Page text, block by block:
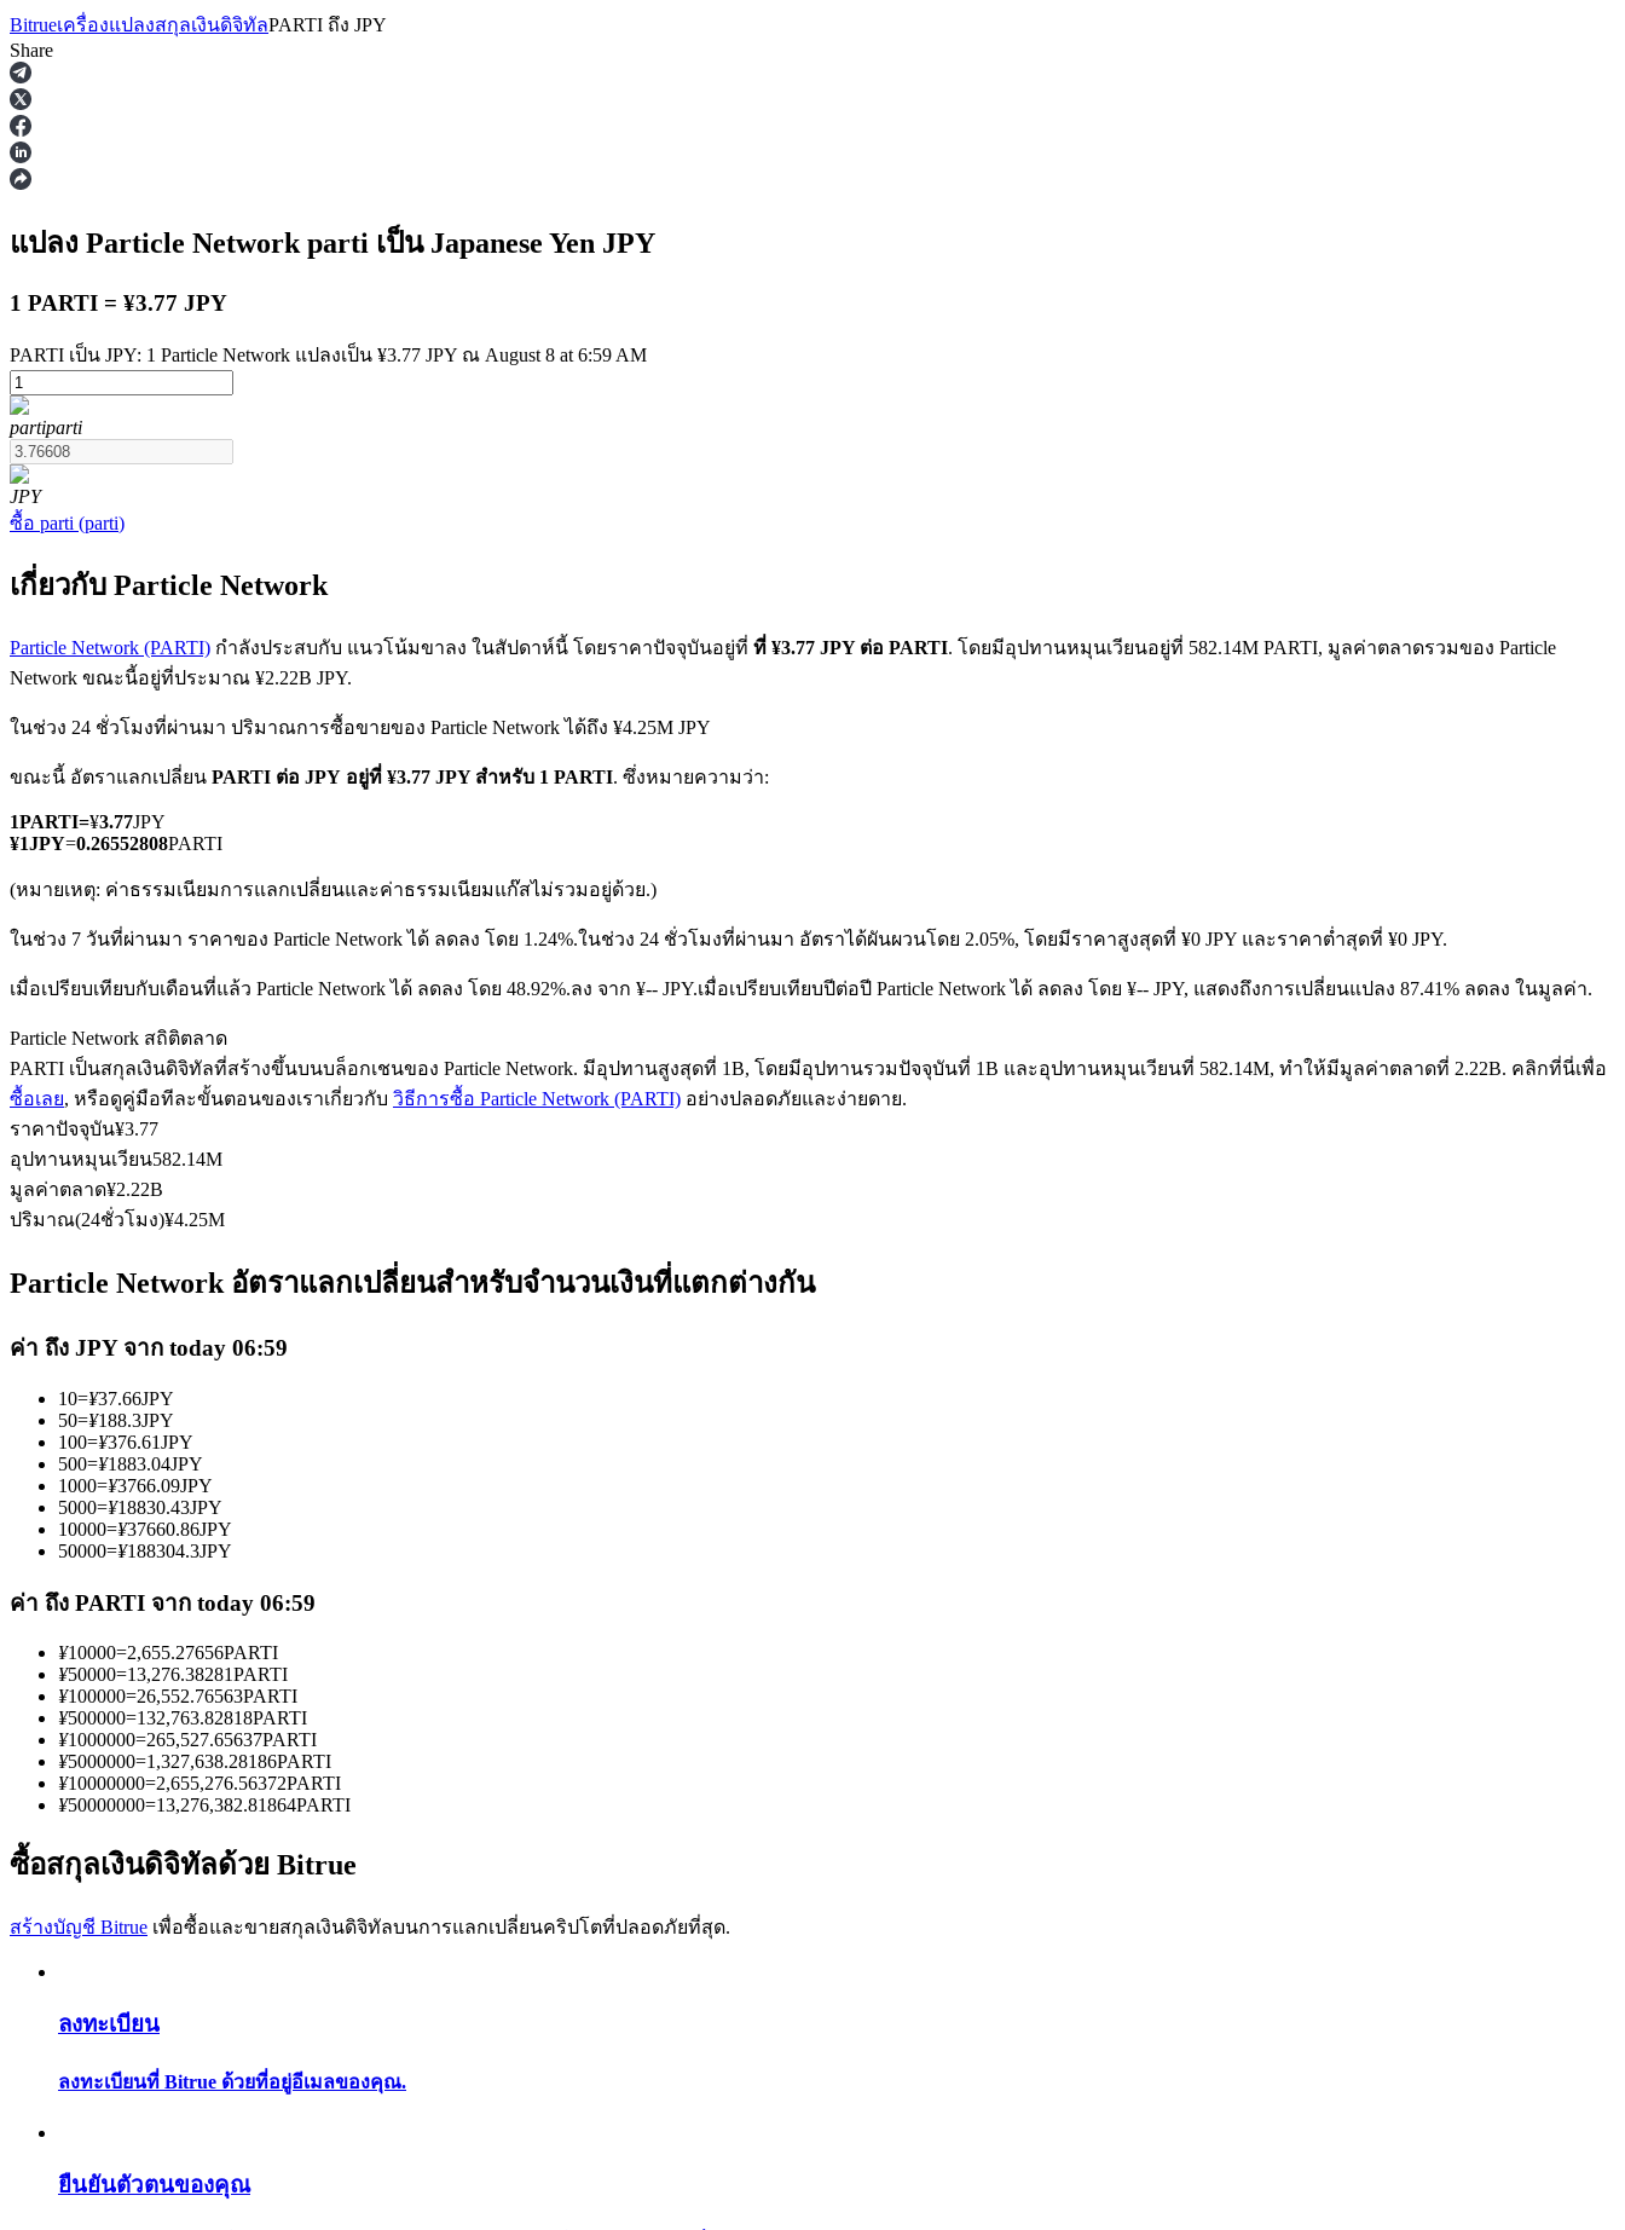
ฟิวเจอร์ส
ฟิวเจอร์ส USDT
ฟิวเจอร์ส COIN-M
ฟิวเจอร์สสกุลเงินดิจิทัล
TradFi
อนุพันธ์ของหุ้น ฟอเร็กซ์ โลหะมีค่า และสินค้าโภคภัณฑ์
ฟิวเจอร์ส USDC
ฟิวเจอร์สที่ใช้ USDC เป็นหลักประกัน
คัดลอกการซื้อขาย
เข้าร่วมกับเทรดเดอร์ชั้นนำ
เป็นเทรดเดอร์คัดลอก
ข้อมูล
Bitrueเครื่องแปลงสกุลเงินดิจิทัลPARTI ถึง JPY
Share
แปลง Particle Network parti เป็น Japanese Yen JPY
1 PARTI = ¥3.77 JPY
PARTI เป็น JPY: 1 Particle Network แปลงเป็น ¥3.77 JPY ณ August 8 at 6:59 AM
partiparti
JPY
ซื้อ parti (parti)
เกี่ยวกับ Particle Network
Particle Network (PARTI) กำลังประสบกับ แนวโน้มขาลง ในสัปดาห์นี้ โดยราคาปัจจุบันอยู่ที่ ที่ ¥3.77 JPY ต่อ PARTI. โดยมีอุปทานหมุนเวียนอยู่ที่ 582.14M PARTI, มูลค่าตลาดรวมของ Particle
Network ขณะนี้อยู่ที่ประมาณ ¥2.22B JPY.
ในช่วง 24 ชั่วโมงที่ผ่านมา ปริมาณการซื้อขายของ Particle Network ได้ถึง ¥4.25M JPY
ขณะนี้ อัตราแลกเปลี่ยน PARTI ต่อ JPY อยู่ที่ ¥3.77 JPY สำหรับ 1 PARTI. ซึ่งหมายความว่า:
1PARTI=¥3.77JPY
¥1JPY=0.26552808PARTI
(หมายเหตุ: ค่าธรรมเนียมการแลกเปลี่ยนและค่าธรรมเนียมแก๊สไม่รวมอยู่ด้วย.)
ในช่วง 7 วันที่ผ่านมา ราคาของ Particle Network ได้ ลดลง โดย 1.24%.ในช่วง 24 ชั่วโมงที่ผ่านมา อัตราได้ผันผวนโดย 2.05%, โดยมีราคาสูงสุดที่ ¥0 JPY และราคาต่ำสุดที่ ¥0 JPY.
เมื่อเปรียบเทียบกับเดือนที่แล้ว Particle Network ได้ ลดลง โดย 48.92%.ลง จาก ¥-- JPY.เมื่อเปรียบเทียบปีต่อปี Particle Network ได้ ลดลง โดย ¥-- JPY, แสดงถึงการเปลี่ยนแปลง 87.41% ลดลง ในมูลค่า.
Particle Network สถิติตลาด
PARTI เป็นสกุลเงินดิจิทัลที่สร้างขึ้นบนบล็อกเชนของ Particle Network. มีอุปทานสูงสุดที่ 1B, โดยมีอุปทานรวมปัจจุบันที่ 1B และอุปทานหมุนเวียนที่ 582.14M, ทำให้มีมูลค่าตลาดที่ 2.22B. คลิกที่นี่เพื่อ
ซื้อเลย, หรือดูคู่มือทีละขั้นตอนของเราเกี่ยวกับ วิธีการซื้อ Particle Network (PARTI) อย่างปลอดภัยและง่ายดาย.
ราคาปัจจุบัน¥3.77
อุปทานหมุนเวียน582.14M
มูลค่าตลาด¥2.22B
ปริมาณ(24ชั่วโมง)¥4.25M
Particle Network อัตราแลกเปลี่ยนสำหรับจำนวนเงินที่แตกต่างกัน
ค่า ถึง JPY จาก today 06:59
10=¥37.66JPY
50=¥188.3JPY
100=¥376.61JPY
500=¥1883.04JPY
1000=¥3766.09JPY
5000=¥18830.43JPY
10000=¥37660.86JPY
50000=¥188304.3JPY
ค่า ถึง PARTI จาก today 06:59
¥10000=2,655.27656PARTI
¥50000=13,276.38281PARTI
¥100000=26,552.76563PARTI
¥500000=132,763.82818PARTI
¥1000000=265,527.65637PARTI
¥5000000=1,327,638.28186PARTI
¥10000000=2,655,276.56372PARTI
¥50000000=13,276,382.81864PARTI
ซื้อสกุลเงินดิจิทัลด้วย Bitrue
สร้างบัญชี Bitrue เพื่อซื้อและขายสกุลเงินดิจิทัลบนการแลกเปลี่ยนคริปโตที่ปลอดภัยที่สุด.
ลงทะเบียน
ลงทะเบียนที่ Bitrue ด้วยที่อยู่อีเมลของคุณ.
ยืนยันตัวตนของคุณ